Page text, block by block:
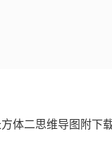
体二思维导图附下